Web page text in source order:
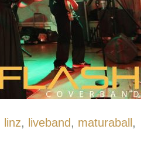
linz, liveband , maturaball ,